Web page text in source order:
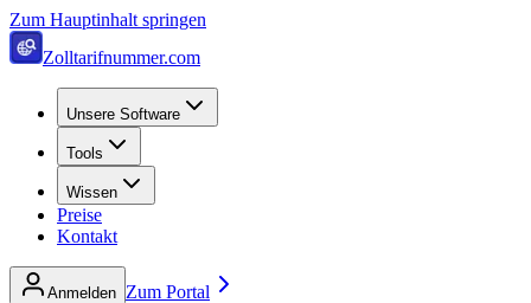
Zum Hauptinhalt springen
Zolltarifnummer.com
Unsere Software
Tools
Wissen
Preise
Kontakt
Anmelden Zum Portal